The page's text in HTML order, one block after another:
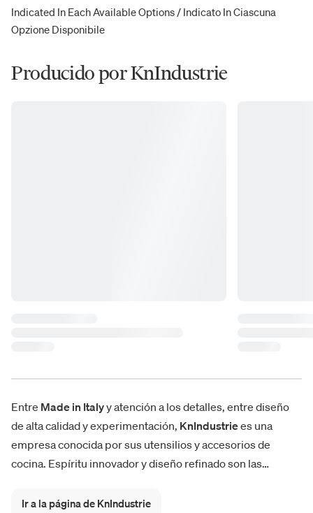
Indicated In Each Available Options / Indicato In Ciascuna
Opzione Disponibile
Producido por KnIndustrie
Entre Made in Italyy atención a los detalles, entre diseño
de alta calidad y experimentación, KnIndustriees una
empresa conocida por sus utensilios y accesorios de
cocina. Espíritu innovador y diseño refinado son las
emocionantes y actuales. Desde la icónica olla
Ir a la página de KnIndustrie